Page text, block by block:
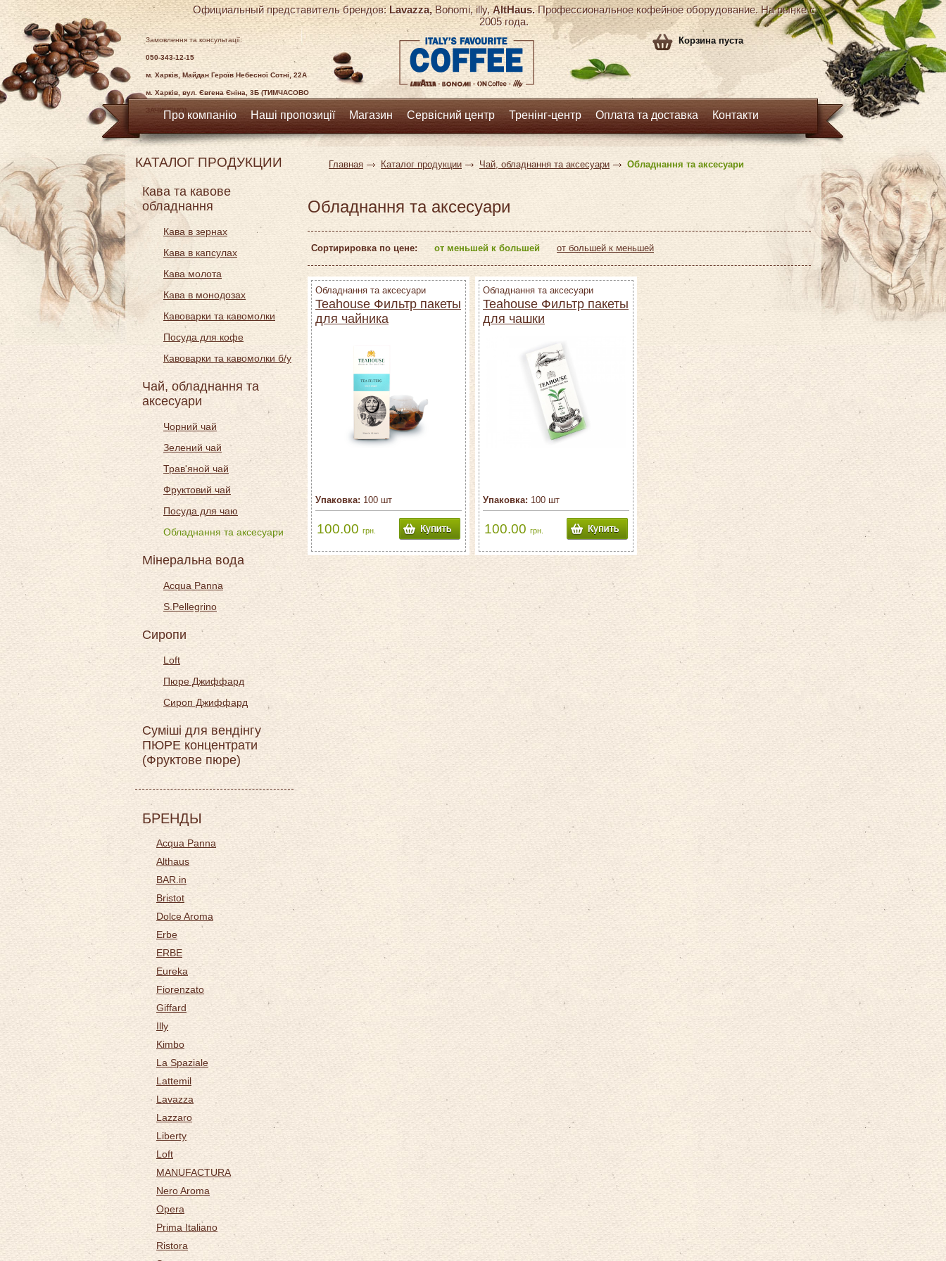
Официальный представитель брендов:Lavazza,Bonomi, illy,AltHaus.Профессиональное кофейное оборудование. На рынке с
2005 года.
Замовлення та консультації:
050-343-12-15
м. Харків, Майдан Героїв Небесної Сотні, 22А
м. Харків, вул. Євгена Єніна, 3Б (ТИМЧАСОВО
ЗАЧИНЕНО)
Корзина пуста
Про компанію Наші пропозиції Магазин Сервісний центр Тренінг-центр Оплата та доставка Контакти
КАТАЛОГ ПРОДУКЦИИ
Кава та кавове
обладнання
Кава в зернах
Кава в капсулах
Кава молота
Кава в монодозах
Кавоварки та кавомолки
Посуда для кофе
Кавоварки та кавомолки б/у
Чай, обладнання та
аксесуари
Чорний чай
Зелений чай
Трав'яной чай
Фруктовий чай
Посуда для чаю
Обладнання та аксесуари
Мінеральна вода
Acqua Panna
S.Pellegrino
Сиропи
Loft
Пюре Джиффард
Сироп Джиффард
Суміші для вендінгу
ПЮРЕ концентрати
(Фруктове пюре)
БРЕНДЫ
Acqua Panna
Althaus
BAR.in
Bristot
Dolce Aroma
Erbe
ERBE
Eureka
Fiorenzato
Giffard
Illy
Kimbo
La Spaziale
Lattemil
Lavazza
Lazzaro
Liberty
Loft
MANUFACTURA
Nero Aroma
Opera
Prima Italiano
Ristora
Главная Каталог продукции Чай, обладнання та аксесуари Обладнання та аксесуари
Обладнання та аксесуари
Сортирировка по цене: от меньшей к большей от большей к меньшей
Обладнання та аксесуари
Teahouse Фильтр пакеты
для чайника
Упаковка: 100 шт
100.00 грн.
Обладнання та аксесуари
Teahouse Фильтр пакеты
для чашки
Упаковка: 100 шт
100.00 грн.